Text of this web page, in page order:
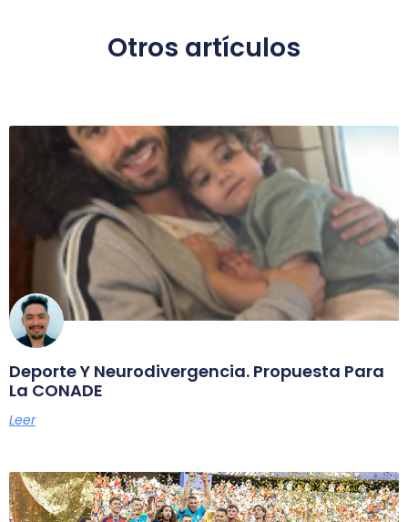
Otros artículos
Deporte Y Neurodivergencia. Propuesta Para
La CONADE
Leer